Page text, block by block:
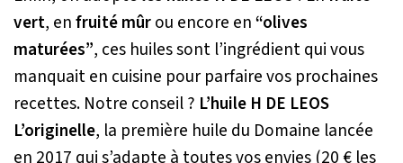
vert, enfruité mûrou encore en“olives
maturées”, ces huiles sont l’ingrédient qui vous
manquait en cuisine pour parfaire vos prochaines
recettes. Notre conseil ? L’huile H DE LEOS
L’originelle, la première huile du Domaine lancée
en 2017 qui s’adapte à toutes vos envies (20 € les